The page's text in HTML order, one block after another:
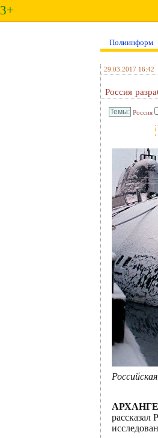
3+
Полиинформ
29.03.2017 16:42
Россия
Россия